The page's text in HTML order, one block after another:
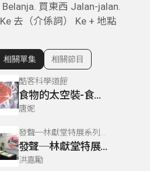
買東西 Jalan-jalan.
去（介係詞） Ke + 地點
顯示相關單集
相關單集 相關節目
酷客科學道館
食物的太空裝-食物的科學(五)
唐妮
發聲─林獻堂特展系列專訪
發聲─林獻堂特展系列05
洪嘉勵